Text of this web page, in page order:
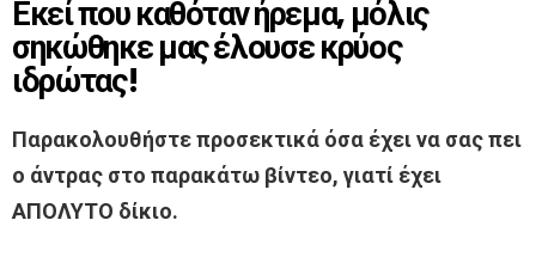
Εκεί που καθόταν ήρεμα, μόλις
σηκώθηκε μας έλουσε κρύος
ιδρώτας!
Παρακολουθήστε προσεκτικά όσα έχει να σας πει
ο άντρας στο παρακάτω βίντεο, γιατί έχει
ΑΠΟΛΥΤΟ δίκιο.